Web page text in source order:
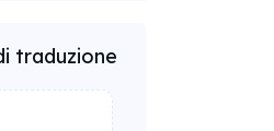
traduzione